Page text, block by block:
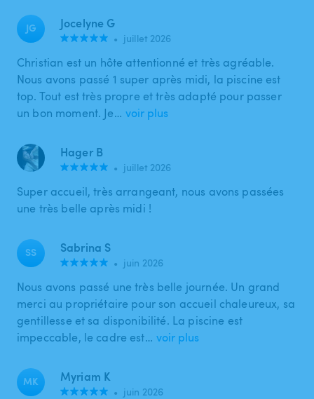
JG Jocelyne G
• juillet 2026
Christian est un hôte attentionné et très agréable.
Nous avons passé 1 super après midi, la piscine est
top. Tout est très propre et très adapté pour passer
un bon moment. Je… voir plus
Hager B
• juillet 2026
Super accueil, très arrangeant, nous avons passées
une très belle après midi !
SS Sabrina S
• juin 2026
Nous avons passé une très belle journée. Un grand
merci au propriétaire pour son accueil chaleureux, sa
gentillesse et sa disponibilité. La piscine est
impeccable, le cadre est… voir plus
MK Myriam K
• juin 2026